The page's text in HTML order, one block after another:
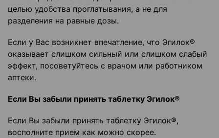
целью удобства проглатывания, а не для
разделения на равные дозы.
Если у Вас возникнет впечатление, что Эгилок®
оказывает слишком сильный или слишком слабый
эффект, посоветуйтесь с врачом или работником
аптеки.
Если Вы забыли принять таблетку Эгилок®
Если Вы забыли принять таблетку Эгилок®,
восполните прием как можно скорее.